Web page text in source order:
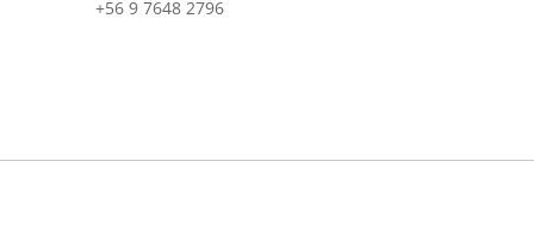
+56 9 7648 2796